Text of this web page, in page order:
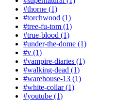
#thorne (1)
#torchwood (1)
#tree-fu-tom (1)
#true-blood (1)
#under-the-dome (1)
#v (1)
#vampire-diaries (1)
#walking-dead (1)
#warehouse-13 (1)
#white-collar (1)
#youtube (1)